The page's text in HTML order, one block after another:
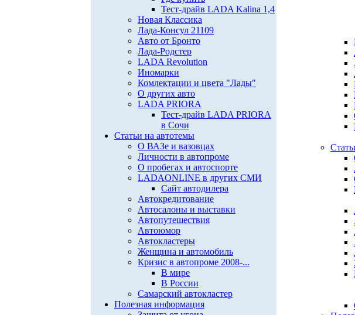
Тест-драйв LADA Kalina 1,4
Новая Классика
Лада-Консул 21109
Авто от Бронто
Лада-Родстер
LADA Revolution
Иномарки
Комлектации и цвета "Лады"
О других авто
LADA PRIORA
Тест-драйв LADA PRIORA
в Сочи
Статьи на автотемы
О ВАЗе и вазовцах
Личности в автопроме
О пробегах и автоспорте
LADAONLINE в других СМИ
Сайт автодилера
Автокредитование
Автосалоны и выставки
Автопутешествия
Автоюмор
Автокластеры
Женщина и автомобиль
Кризис в автопроме 2008-...
В мире
В России
Самарский автокластер
Полезная информация